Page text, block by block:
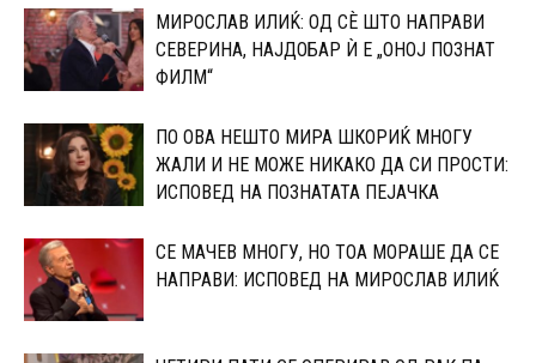
МИРОСЛАВ ИЛИЌ: ОД СÈ ШТО НАПРАВИ
СЕВЕРИНА, НАЈДОБАР Ѝ Е „ОНОЈ ПОЗНАТ
ФИЛМ“
ПО ОВА НЕШТО МИРА ШКОРИЌ МНОГУ
ЖАЛИ И НЕ МОЖЕ НИКАКО ДА СИ ПРОСТИ:
ИСПОВЕД НА ПОЗНАТАТА ПЕЈАЧКА
СЕ МАЧЕВ МНОГУ, НО ТОА МОРАШЕ ДА СЕ
НАПРАВИ: ИСПОВЕД НА МИРОСЛАВ ИЛИЌ